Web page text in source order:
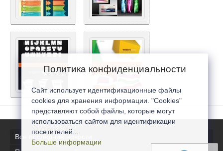
Все последние новости
Политика конфиденциальности
Сайт использует идентификационные файлы
cookies для хранения информации. "Cookies"
представляют собой файлы, которые могут
использоваться сайтом для идентификации
посетителей...
Больше информации